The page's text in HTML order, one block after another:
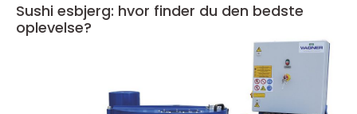
Sushi esbjerg: hvor finder du den bedste
oplevelse?